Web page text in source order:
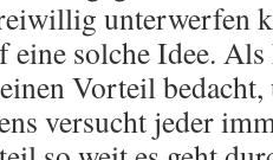
unterwerfen
solche Idee.
Vorteil
versucht jeder